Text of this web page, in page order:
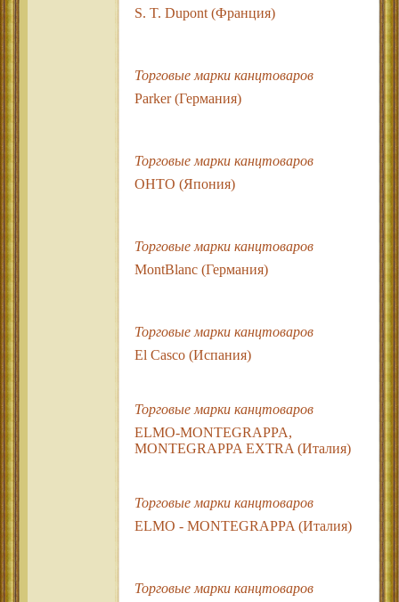
S. T. Dupont (Франция)
Торговые марки канцтоваров
Parker (Германия)
Торговые марки канцтоваров
OHTO (Япония)
Торговые марки канцтоваров
MontBlanc (Германия)
Торговые марки канцтоваров
El Casco (Испания)
Торговые марки канцтоваров
ELMO-MONTEGRAPPA,
MONTEGRAPPA EXTRA (Италия)
Торговые марки канцтоваров
ELMO - MONTEGRAPPA (Италия)
Торговые марки канцтоваров